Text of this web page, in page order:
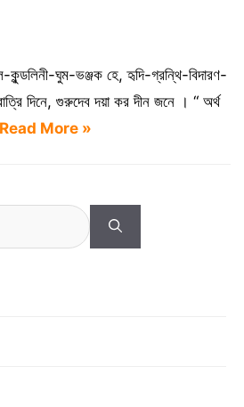
ঘুম-ভঞ্জক হে, হৃদি-গ্রন্থি-বিদারণ-
দিনে, গুরুদেব দয়া কর দীন জনে । “ অর্থ
Read More »